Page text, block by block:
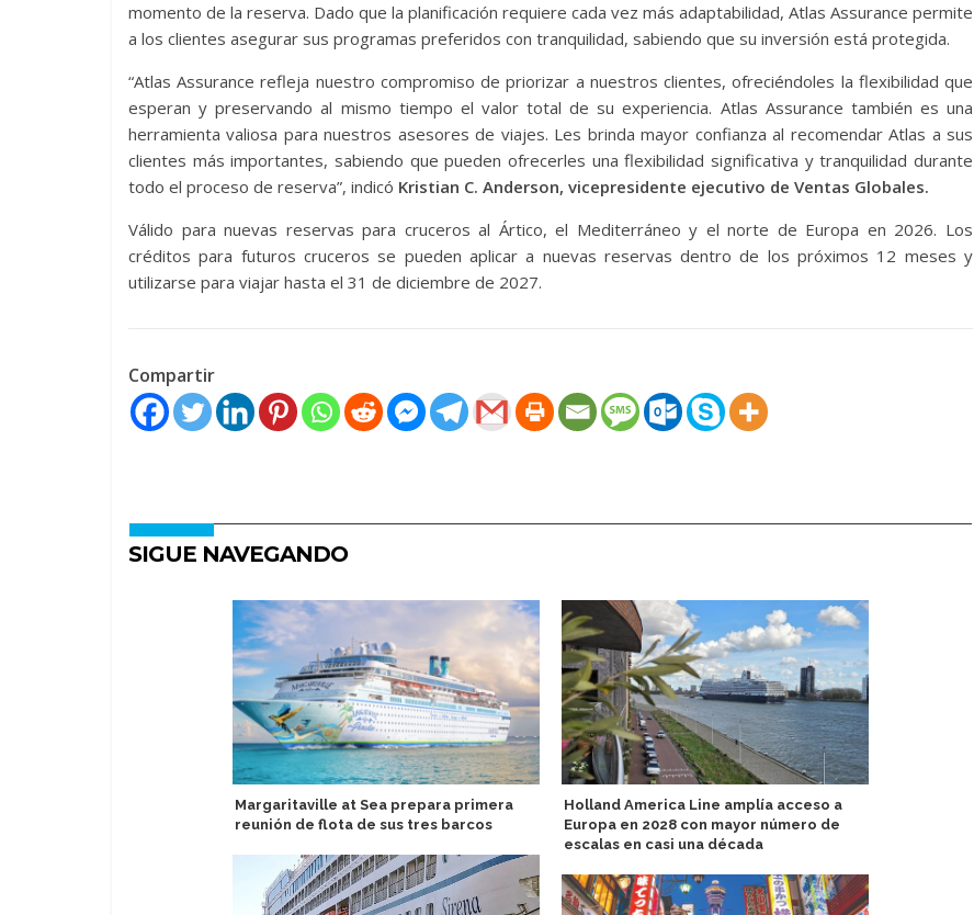
momento de la reserva. Dado que la planificación requiere cada vez más adaptabilidad, Atlas Assurance permite
a los clientes asegurar sus programas preferidos con tranquilidad, sabiendo que su inversión está protegida.
“Atlas Assurance refleja nuestro compromiso de priorizar a nuestros clientes, ofreciéndoles la flexibilidad que
esperan y preservando al mismo tiempo el valor total de su experiencia. Atlas Assurance también es una
herramienta valiosa para nuestros asesores de viajes. Les brinda mayor confianza al recomendar Atlas a sus
clientes más importantes, sabiendo que pueden ofrecerles una flexibilidad significativa y tranquilidad durante
todo el proceso de reserva”, indicó Kristian C. Anderson, vicepresidente ejecutivo de Ventas Globales.
Válido para nuevas reservas para cruceros al Ártico, el Mediterráneo y el norte de Europa en 2026. Los
créditos para futuros cruceros se pueden aplicar a nuevas reservas dentro de los próximos 12 meses y
utilizarse para viajar hasta el 31 de diciembre de 2027.
Compartir
SIGUE NAVEGANDO
Margaritaville at Sea prepara primera
reunión de flota de sus tres barcos
Holland America Line amplía acceso a
Europa en 2028 con mayor número de
escalas en casi una década